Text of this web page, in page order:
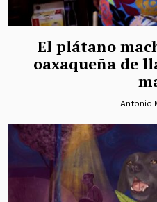
El plátano
oaxaqueña de
Antonio